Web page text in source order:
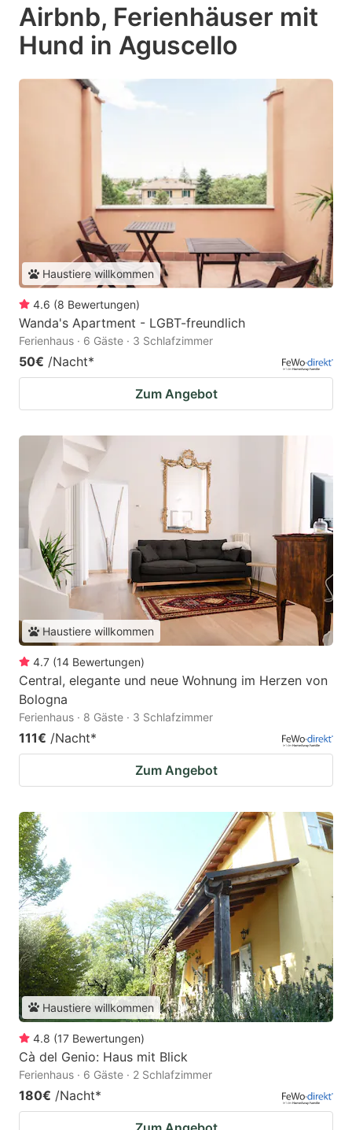
Airbnb, Ferienhäuser mit
Hund in Aguscello
Haustiere willkommen
4.6 (8 Bewertungen)
Wanda's Apartment - LGBT-freundlich
Ferienhaus · 6 Gäste · 3 Schlafzimmer
50€ /Nacht*
Zum Angebot
Haustiere willkommen
4.7 (14 Bewertungen)
Central, elegante und neue Wohnung im Herzen von
Bologna
Ferienhaus · 8 Gäste · 3 Schlafzimmer
111€ /Nacht*
Zum Angebot
Haustiere willkommen
4.8 (17 Bewertungen)
Cà del Genio: Haus mit Blick
Ferienhaus · 6 Gäste · 2 Schlafzimmer
180€ /Nacht*